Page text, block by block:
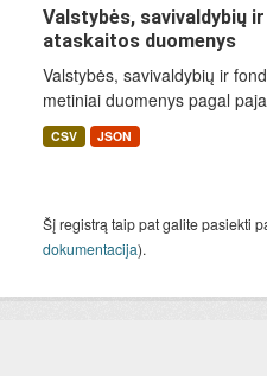
Valstybės, savivaldybių
ataskaitos duomenys
Valstybės, savivaldybių ir
metiniai duomenys pagal
CSV JSON
Šį registrą taip pat galite pasiekti
dokumentacija).